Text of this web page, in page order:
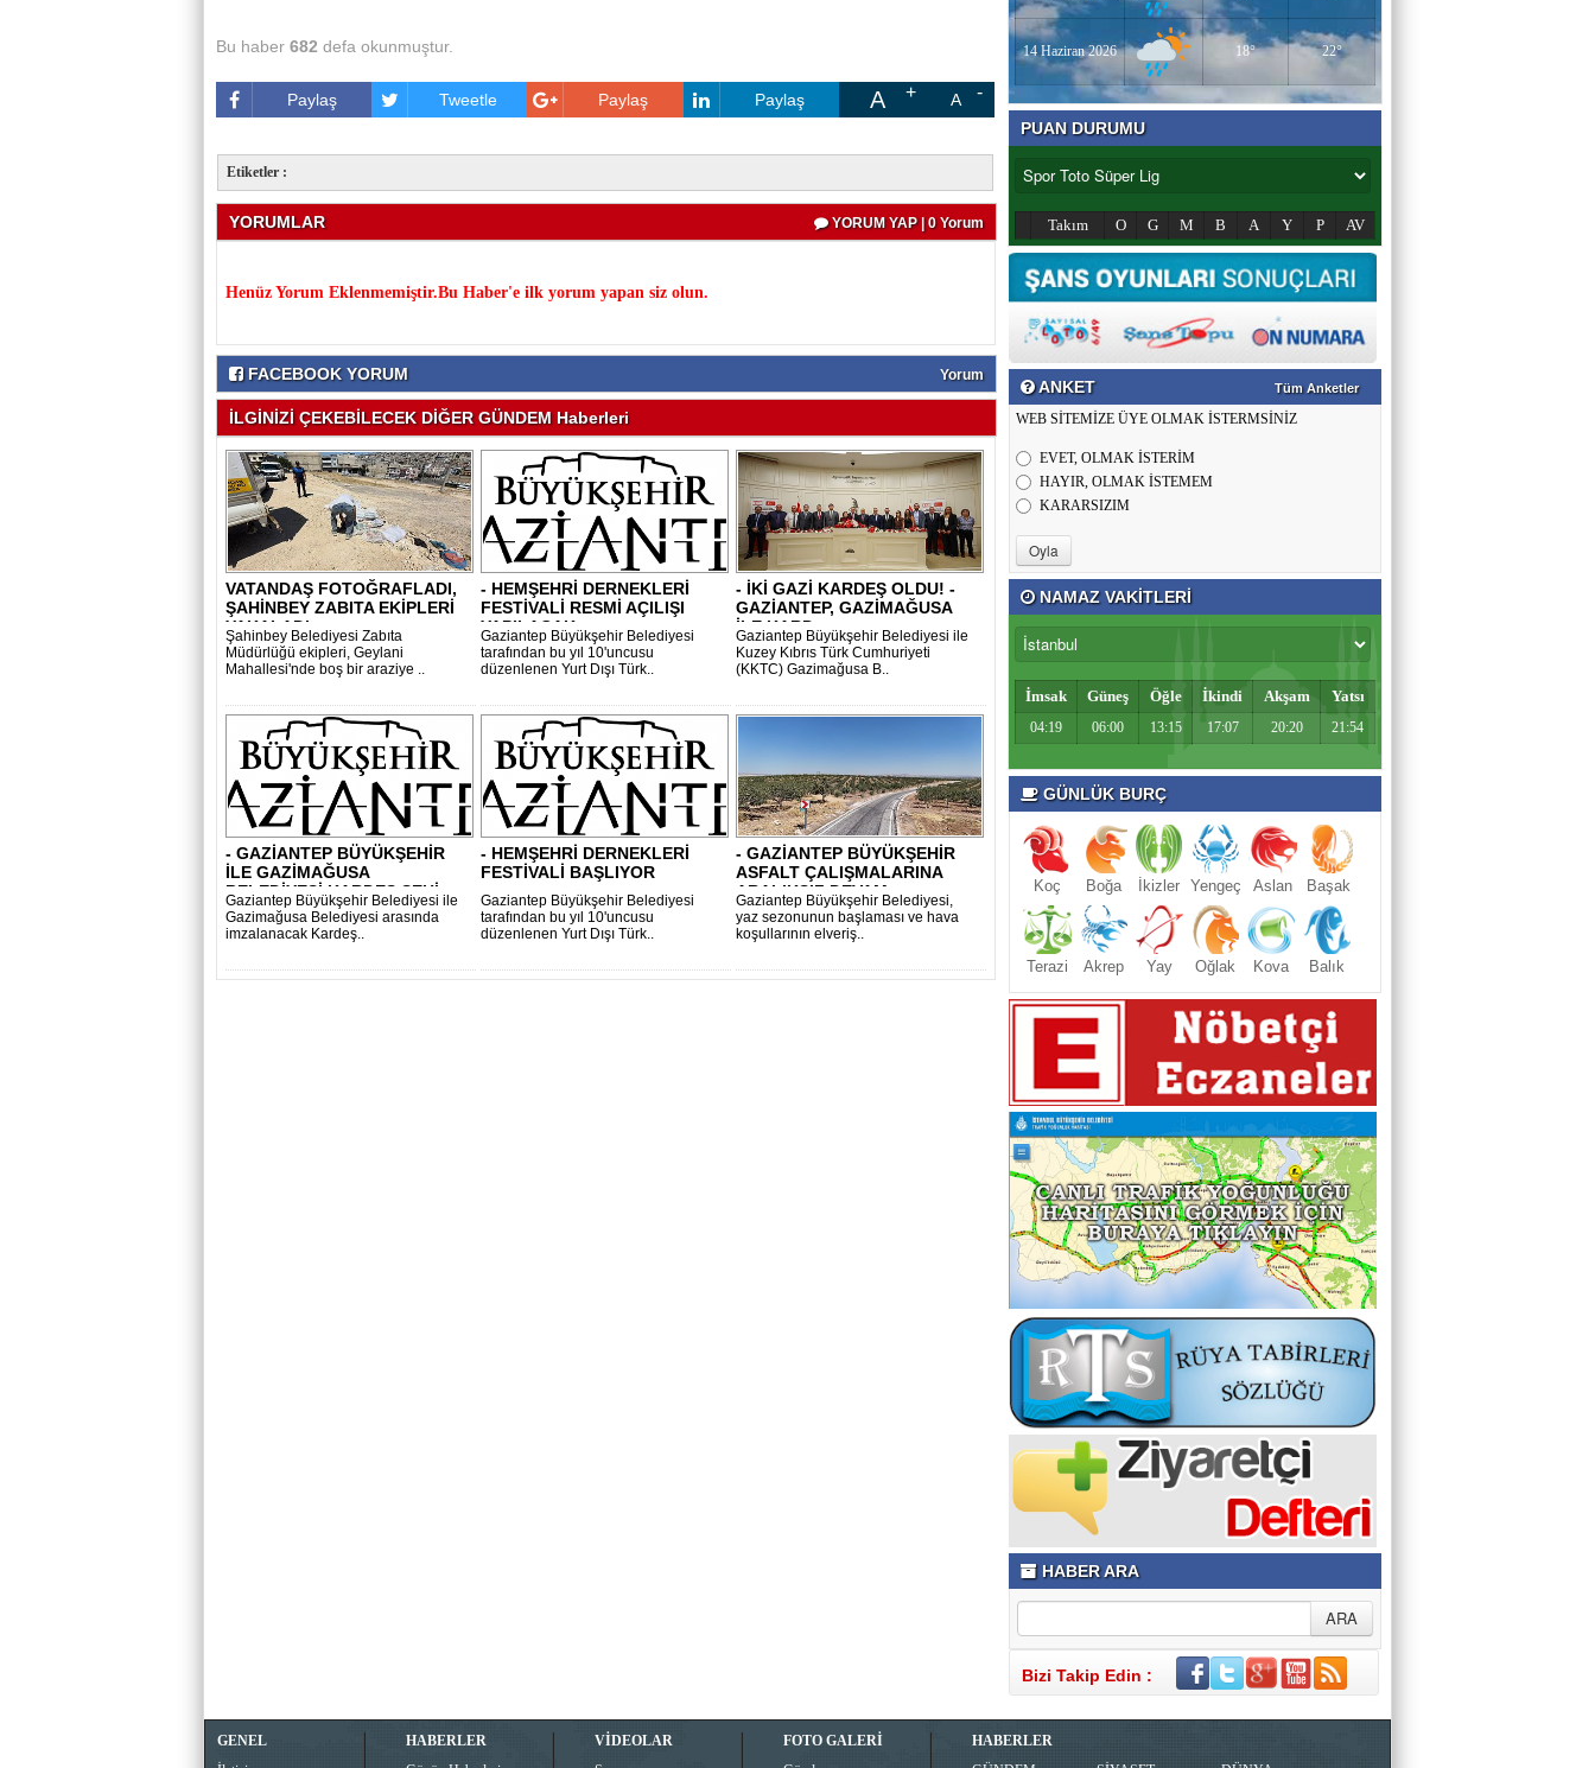
Bu haber 682 defa okunmuştur.
Paylaş Tweetle Paylaş Paylaş A A
Etiketler :
YORUMLAR YORUM YAP | 0 Yorum
Henüz Yorum Eklenmemiştir.Bu Haber'e ilk yorum yapan siz olun.
FACEBOOK YORUM Yorum
İLGİNİZİ ÇEKEBİLECEK DİĞER GÜNDEM Haberleri
VATANDAŞ FOTOĞRAFLADI,
ŞAHİNBEY ZABITA EKİPLERİ
YAKALADI..
Şahinbey Belediyesi Zabıta
Müdürlüğü ekipleri, Geylani
Mahallesi'nde boş bir araziye ..
- HEMŞEHRİ DERNEKLERİ
FESTİVALİ RESMİ AÇILIŞI
YAPILACAK..
Gaziantep Büyükşehir Belediyesi
tarafından bu yıl 10'uncusu
düzenlenen Yurt Dışı Türk..
- İKİ GAZİ KARDEŞ OLDU! -
GAZİANTEP, GAZİMAĞUSA
İLE KARD..
Gaziantep Büyükşehir Belediyesi ile
Kuzey Kıbrıs Türk Cumhuriyeti
(KKTC) Gazimağusa B..
- GAZİANTEP BÜYÜKŞEHİR
İLE GAZİMAĞUSA
BELEDİYESİ KARDEŞ ŞEHİ..
Gaziantep Büyükşehir Belediyesi ile
Gazimağusa Belediyesi arasında
imzalanacak Kardeş..
- HEMŞEHRİ DERNEKLERİ
FESTİVALİ BAŞLIYOR
Gaziantep Büyükşehir Belediyesi
tarafından bu yıl 10'uncusu
düzenlenen Yurt Dışı Türk..
- GAZİANTEP BÜYÜKŞEHİR
ASFALT ÇALIŞMALARINA
ARALIKSIZ DEVAM ..
Gaziantep Büyükşehir Belediyesi,
yaz sezonunun başlaması ve hava
koşullarının elveriş..
14 Haziran 2026 18° 22°
PUAN DURUMU
Takım O G M B A Y P AV
ANKET Tüm Anketler
WEB SİTEMİZE ÜYE OLMAK İSTERMSİNİZ
EVET, OLMAK İSTERİM
HAYIR, OLMAK İSTEMEM
KARARSIZIM
NAMAZ VAKİTLERİ
İmsak Güneş Öğle İkindi Akşam Yatsı
04:19 06:00 13:15 17:07 20:20 21:54
GÜNLÜK BURÇ
Koç Boğa İkizler Yengeç Aslan Başak
Terazi Akrep Yay Oğlak Kova Balık
HABER ARA
Bizi Takip Edin :
GENEL
HABERLER
VİDEOLAR
FOTO GALERİ
HABERLER